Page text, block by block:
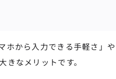
ホから入力できる手軽さ」や
きなメリットです。